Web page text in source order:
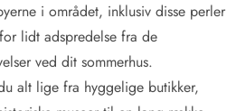
i området, inklusiv disse perler
lidt adspredelse fra de
ved dit sommerhus.
alt lige fra hyggelige butikker,